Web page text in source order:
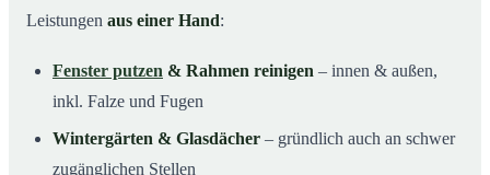
Leistungen aus einer Hand:
Fenster putzen & Rahmen reinigen – innen & außen,
inkl. Falze und Fugen
Wintergärten & Glasdächer – gründlich auch an schwer
zugänglichen Stellen